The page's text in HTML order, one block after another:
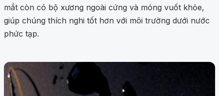
mắt còn có bộ xương ngoài cứng và móng vuốt khỏe,
giúp chúng thích nghi tốt hơn với môi trường dưới nước
phức tạp.